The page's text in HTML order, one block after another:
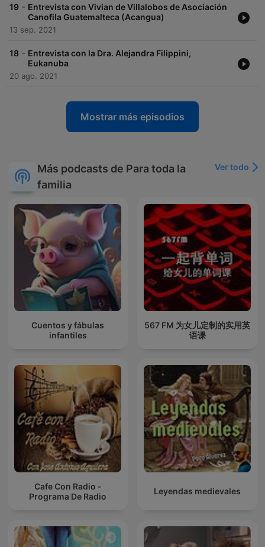
19 - Entrevista con Vivian de Villalobos de Asociación
Canofila Guatemalteca (Acangua)
13 sep. 2021
18 - Entrevista con la Dra. Alejandra Filippini,
Eukanuba
20 ago. 2021
Mostrar más episodios
Más podcasts de Para toda la
familia
Ver todo
Cuentos y fábulas
infantiles
567 FM 为女儿定制的实用英
语课
Cafe Con Radio -
Programa De Radio
Leyendas medievales